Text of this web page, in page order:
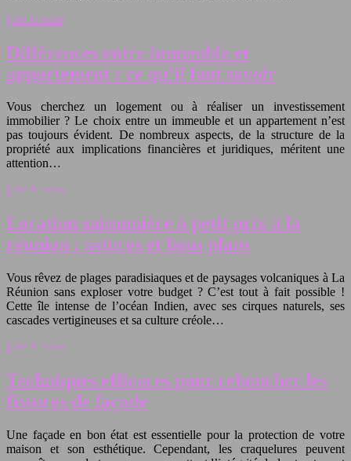
Lire la suite
Différences entre immeuble et
appartement : ce qu’il faut savoir
Vous cherchez un logement ou à réaliser un investissement
immobilier ? Le choix entre un immeuble et un appartement n’est
pas toujours évident. De nombreux aspects, de la structure de la
propriété aux implications financières et juridiques, méritent une
attention…
Lire la suite
Location saisonnière à petit prix à la
réunion : astuces et bons plans
Vous rêvez de plages paradisiaques et de paysages volcaniques à La
Réunion sans exploser votre budget ? C’est tout à fait possible !
Cette île intense de l’océan Indien, avec ses cirques naturels, ses
cascades vertigineuses et sa culture créole…
Lire la suite
Techniques efficaces pour reboucher les
fissures de façade
Une façade en bon état est essentielle pour la protection de votre
maison et son esthétique. Cependant, les craquelures peuvent